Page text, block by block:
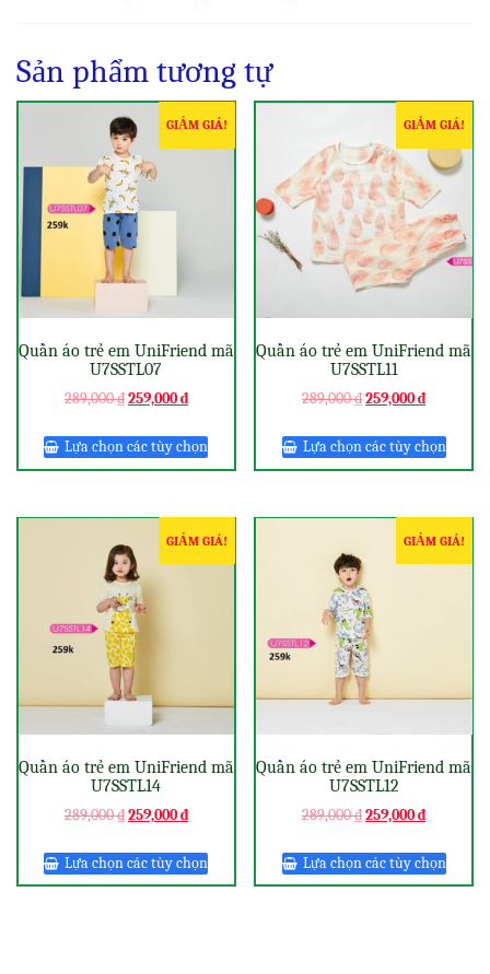
Sản phẩm tương tự
GIẢM GIÁ!
Quần áo trẻ em UniFriend mã
U7SSTL07
289,000₫259,000₫
Lựa chọn các tùy chọn
GIẢM GIÁ!
Quần áo trẻ em UniFriend mã
U7SSTL11
289,000₫259,000₫
Lựa chọn các tùy chọn
GIẢM GIÁ!
Quần áo trẻ em UniFriend mã
U7SSTL14
289,000₫259,000₫
Lựa chọn các tùy chọn
GIẢM GIÁ!
Quần áo trẻ em UniFriend mã
U7SSTL12
289,000₫259,000₫
Lựa chọn các tùy chọn